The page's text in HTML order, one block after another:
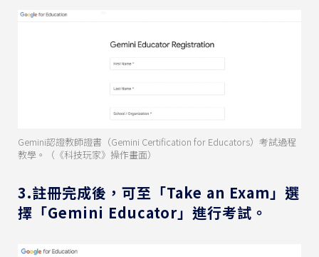
Gemini認證教師證書（Gemini Certification for Educators）考試過程
教學。（《科技玩家》操作畫面）
3.註冊完成後，可至「Take an Exam」選
擇「Gemini Educator」進行考試。